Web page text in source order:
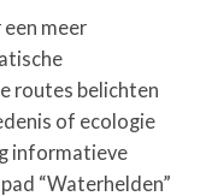
meer
routes belichten
of ecologie
informatieve
“Waterhelden”